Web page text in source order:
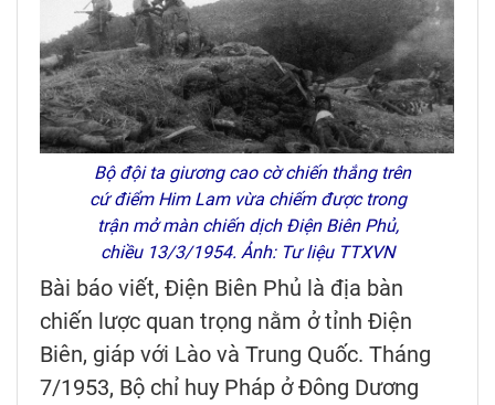
Bộ đội ta giương cao cờ chiến thắng trên
cứ điểm Him Lam vừa chiếm được trong
trận mở màn chiến dịch Điện Biên Phủ,
chiều 13/3/1954. Ảnh: Tư liệu TTXVN
Bài báo viết, Điện Biên Phủ là địa bàn
chiến lược quan trọng nằm ở tỉnh Điện
Biên, giáp với Lào và Trung Quốc. Tháng
7/1953, Bộ chỉ huy Pháp ở Đông Dương